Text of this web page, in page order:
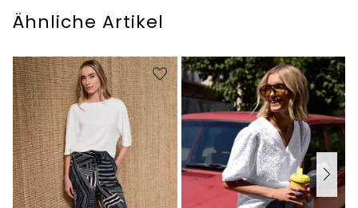
Ähnliche Artikel